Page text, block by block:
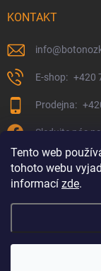
Tento web
tohoto webu
informací zde.
KONTAKT
info@
+420
Sledujte nás